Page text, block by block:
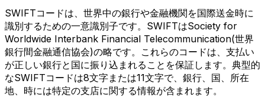
SWIFTコードは、世界中の銀行や金融機関を国際送金時に
識別するための一意識別子です。SWIFTはSociety for
Worldwide Interbank Financial Telecommunication(世界
銀行間金融通信協会)の略です。これらのコードは、支払い
が正しい銀行と国に振り込まれることを保証します。典型的
なSWIFTコードは8文字または11文字で、銀行、国、所在
地、時には特定の支店に関する情報が含まれます。